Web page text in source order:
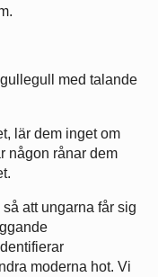
med talande
lär dem inget om
någon rånar dem
att ungarna får sig
moderna hot. Vi